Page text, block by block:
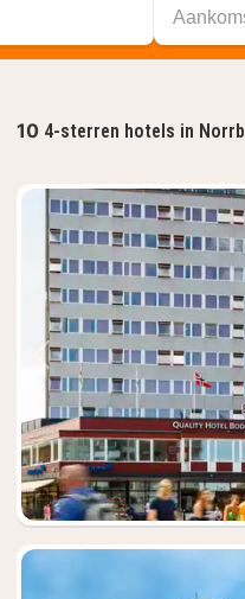
10 4-sterren hotels in
Vorige foto